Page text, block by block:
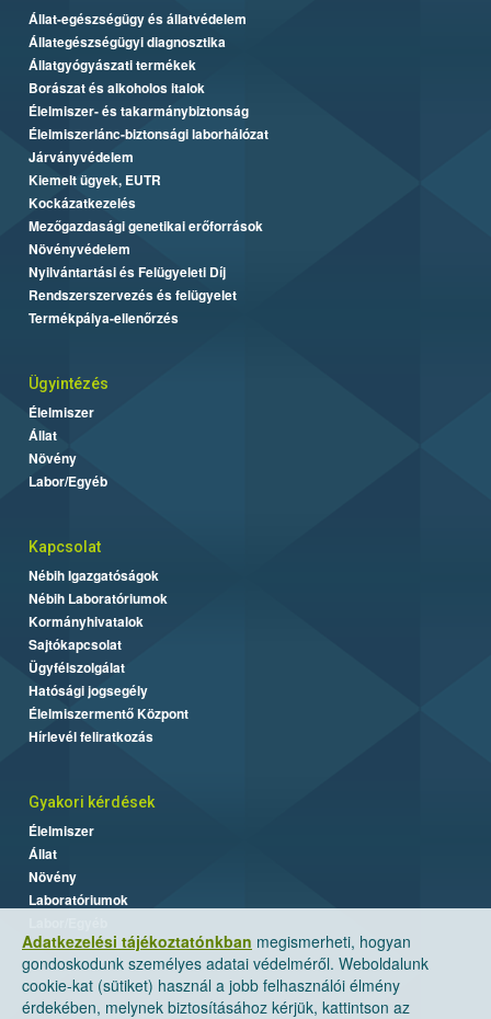
Adatkezelési tájékoztatónkban megismerheti, hogyan
gondoskodunk személyes adatai védelméről. Weboldalunk
cookie-kat (sütiket) használ a jobb felhasználói élmény
érdekében, melynek biztosításához kérjük, kattintson az
Állat-egészségügy és állatvédelem
Állategészségügyi diagnosztika
Állatgyógyászati termékek
Borászat és alkoholos italok
Élelmiszer- és takarmánybiztonság
Élelmiszerlánc-biztonsági laborhálózat
Járványvédelem
Kiemelt ügyek, EUTR
Kockázatkezelés
Mezőgazdasági genetikai erőforrások
Növényvédelem
Nyilvántartási és Felügyeleti Díj
Rendszerszervezés és felügyelet
Termékpálya-ellenőrzés
Ügyintézés
Élelmiszer
Állat
Növény
Labor/Egyéb
Kapcsolat
Nébih Igazgatóságok
Nébih Laboratóriumok
Kormányhivatalok
Sajtókapcsolat
Ügyfélszolgálat
Hatósági jogsegély
Élelmiszermentő Központ
Hírlevél feliratkozás
Gyakori kérdések
Élelmiszer
Állat
Növény
Laboratóriumok